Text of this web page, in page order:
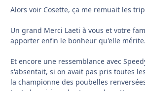
Alors voir Cosette, ça me remuait les
Un grand Merci Laeti à vous et votre
apporter enfin le bonheur qu'elle
Et encore une ressemblance avec
s'absentait, si on avait pas pris toutes
la championne des poubelles